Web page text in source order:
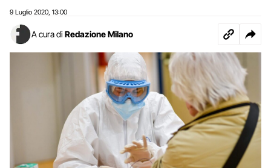
9 Luglio 2020 13:00
A cura di Redazione Milano